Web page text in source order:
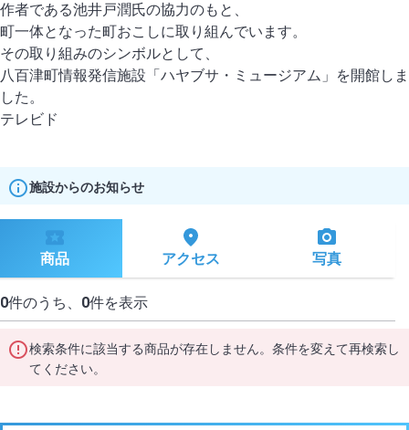
作者である池井戸潤氏の協力のもと、
町一体となった町おこしに取り組んでいます。
その取り組みのシンボルとして、
八百津町情報発信施設「ハヤブサ・ミュージアム」を開館しま
した。
施設からのお知らせ
商品 アクセス 写真
0件のうち、 0件を表示
検索条件に該当する商品が存在しません。条件を変えて再検索し
てください。